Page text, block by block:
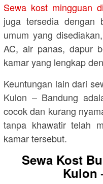
Sewa kost mingguan
juga tersedia dengan
umum yang
AC, air panas, dapur
kamar yang lengkap
Keuntungan lain dari
Kulon – Bandung
cocok dan kurang
tanpa khawatir telah
kamar tersebut.
Sewa Kost
Kulon